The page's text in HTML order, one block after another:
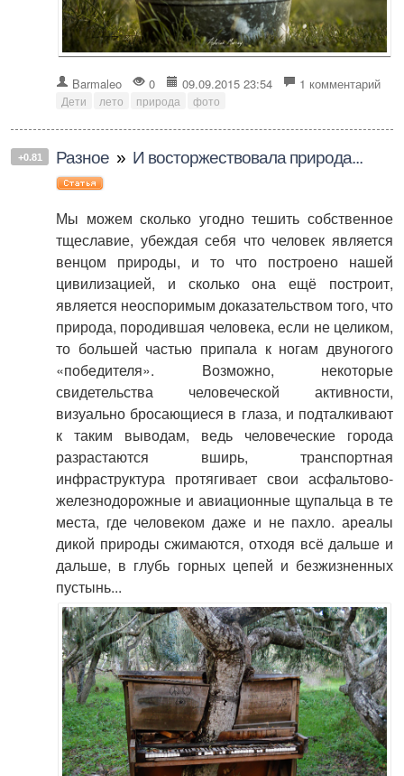
Barmaleo 0 09.09.2015 23:54 1 комментарий
Дети лето природа фото
+0.81 Разное » И восторжествовала природа...
Мы можем сколько угодно тешить собственное
тщеславие, убеждая себя что человек является
венцом природы, и то что построено нашей
цивилизацией, и сколько она ещё построит,
является неоспоримым доказательством того, что
природа, породившая человека, если не целиком,
то большей частью припала к ногам двуногого
«победителя». Возможно, некоторые
свидетельства человеческой активности,
визуально бросающиеся в глаза, и подталкивают
к таким выводам, ведь человеческие города
разрастаются вширь, транспортная
инфраструктура протягивает свои асфальтово-
железнодорожные и авиационные щупальца в те
места, где человеком даже и не пахло. ареалы
дикой природы сжимаются, отходя всё дальше и
дальше, в глубь горных цепей и безжизненных
пустынь...